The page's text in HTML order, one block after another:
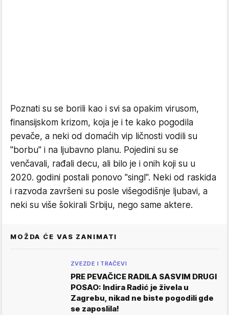
Poznati su se borili kao i svi sa opakim virusom,
finansijskom krizom, koja je i te kako pogodila
pevače, a neki od domaćih vip ličnosti vodili su
"borbu" i na ljubavno planu. Pojedini su se
venčavali, rađali decu, ali bilo je i onih koji su u
2020. godini postali ponovo "singl". Neki od raskida
i razvoda završeni su posle višegodišnje ljubavi, a
neki su više šokirali Srbiju, nego same aktere.
MOŽDA ĆE VAS ZANIMATI
ZVEZDE I TRAČEVI
PRE PEVAČICE RADILA SASVIM DRUGI
POSAO: Indira Radić je živela u
Zagrebu, nikad ne biste pogodili gde
se zaposlila!